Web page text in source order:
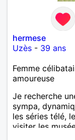
hermese
Uzès - 39 ans
Femme
amoureuse
Je recherche
sympa,
les séries télé,
visiter les